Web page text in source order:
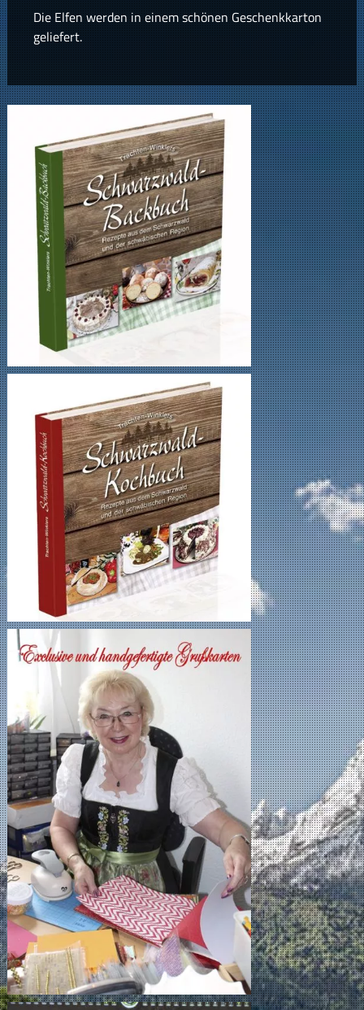
Die Elfen werden in einem schönen Geschenkkarton
geliefert.